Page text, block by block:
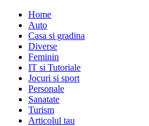
Home
Auto
Casa si gradina
Diverse
Feminin
IT si Tutoriale
Jocuri si sport
Personale
Sanatate
Turism
Articolul tau